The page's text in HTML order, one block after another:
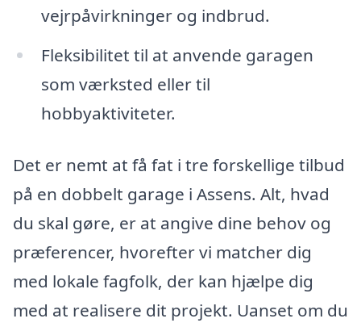
vejrpåvirkninger og indbrud.
Fleksibilitet til at anvende garagen
som værksted eller til
hobbyaktiviteter.
Det er nemt at få fat i tre forskellige tilbud
på en dobbelt garage i Assens. Alt, hvad
du skal gøre, er at angive dine behov og
præferencer, hvorefter vi matcher dig
med lokale fagfolk, der kan hjælpe dig
med at realisere dit projekt. Uanset om du